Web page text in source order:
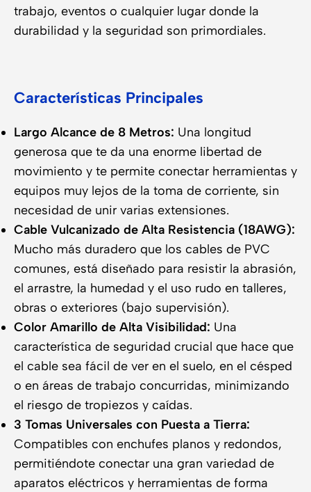
trabajo, eventos o cualquier lugar donde la
durabilidad y la seguridad son primordiales.
Características Principales
Largo Alcance de 8 Metros: Una longitud
generosa que te da una enorme libertad de
movimiento y te permite conectar herramientas y
equipos muy lejos de la toma de corriente, sin
necesidad de unir varias extensiones.
Cable Vulcanizado de Alta Resistencia (18AWG):
Mucho más duradero que los cables de PVC
comunes, está diseñado para resistir la abrasión,
el arrastre, la humedad y el uso rudo en talleres,
obras o exteriores (bajo supervisión).
Color Amarillo de Alta Visibilidad: Una
característica de seguridad crucial que hace que
el cable sea fácil de ver en el suelo, en el césped
o en áreas de trabajo concurridas, minimizando
el riesgo de tropiezos y caídas.
3 Tomas Universales con Puesta a Tierra:
Compatibles con enchufes planos y redondos,
permitiéndote conectar una gran variedad de
aparatos eléctricos y herramientas de forma